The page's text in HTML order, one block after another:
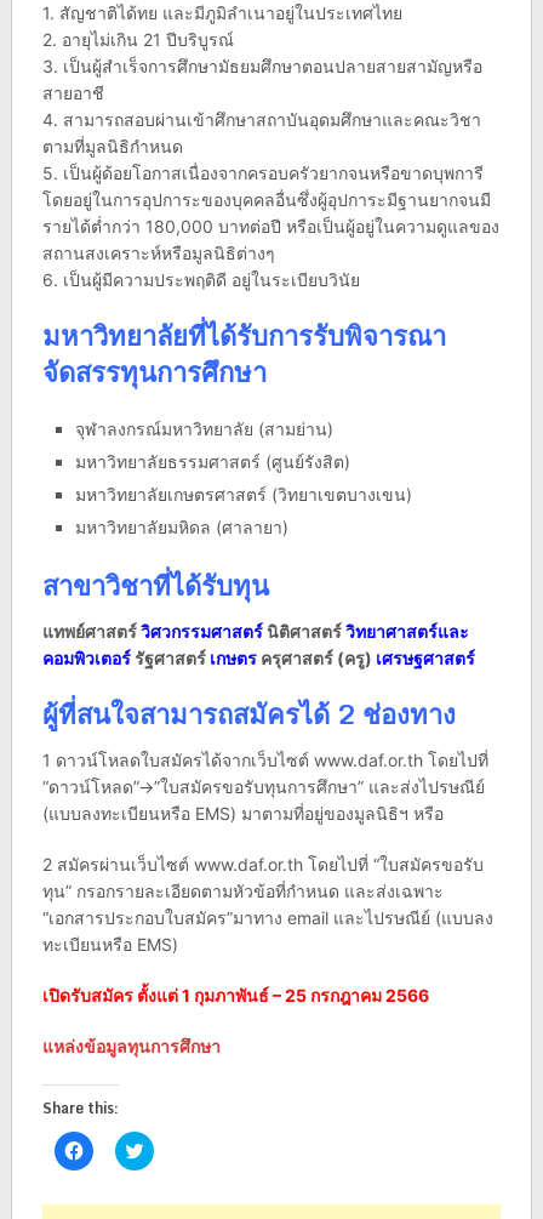
1. สัญชาติได้ทย และมีภูมิลำเนาอยู่ในประเทศไทย
2. อายุไม่เกิน 21 ปีบริบูรณ์
3. เป็นผู้สำเร็จการศึกษามัธยมศึกษาตอนปลายสายสามัญหรือ
สายอาชี
4. สามารถสอบผ่านเข้าศึกษาสถาบันอุดมศึกษาและคณะวิชา
ตามที่มูลนิธิกำหนด
5. เป็นผู้ด้อยโอกาสเนื่องจากครอบครัวยากจนหรือขาดบุพการี
โดยอยู่ในการอุปการะของบุคคลอื่นซึ่งผู้อุปการะมีฐานยากจนมี
รายได้ต่ำกว่า 180,000 บาทต่อปี หรือเป็นผู้อยู่ในความดูแลของ
สถานสงเคราะห์หรือมูลนิธิต่างๆ
6. เป็นผู้มีความประพฤติดี อยู่ในระเบียบวินัย
มหาวิทยาลัยที่ได้รับการรับพิจารณา
จัดสรรทุนการศึกษา
จุฬาลงกรณ์มหาวิทยาลัย (สามย่าน)
มหาวิทยาลัยธรรมศาสตร์ (ศูนย์รังสิต)
มหาวิทยาลัยเกษตรศาสตร์ (วิทยาเขตบางเขน)
มหาวิทยาลัยมหิดล (ศาลายา)
สาขาวิชาที่ได้รับทุน
แทพย์ศาสตร์วิศวกรรมศาสตร์นิติศาสตร์วิทยาศาสตร์และ
คอมพิวเตอร์รัฐศาสตร์ เกษตรครุศาสตร์ (ครู) เศรษฐศาสตร์
ผู้ที่สนใจสามารถสมัครได้ 2 ช่องทาง
1 ดาวน์โหลดใบสมัครได้จากเว็บไซต์ www.daf.or.th โดยไปที่
“ดาวน์โหลด”->”ใบสมัครขอรับทุนการศึกษา” และส่งไปรษณีย์
(แบบลงทะเบียนหรือ EMS) มาตามที่อยู่ของมูลนิธิฯ หรือ
2 สมัครผ่านเว็บไซต์ www.daf.or.th โดยไปที่ “ใบสมัครขอรับ
ทุน” กรอกรายละเอียดตามหัวข้อที่กำหนด และส่งเฉพาะ
“เอกสารประกอบใบสมัคร”มาทาง email และไปรษณีย์ (แบบลง
ทะเบียนหรือ EMS)
เปิดรับสมัคร ตั้งแต่ 1 กุมภาพันธ์ – 25 กรกฎาคม 2566
แหล่งข้อมูลทุนการศึกษา
Share this:
Click
to
Facebook
Click
to
Twitter